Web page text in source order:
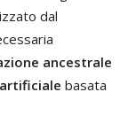
dal
ancestrale
basata